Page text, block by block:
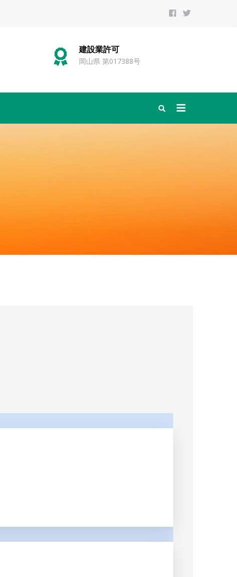
建設業許可
岡山県 第017388号